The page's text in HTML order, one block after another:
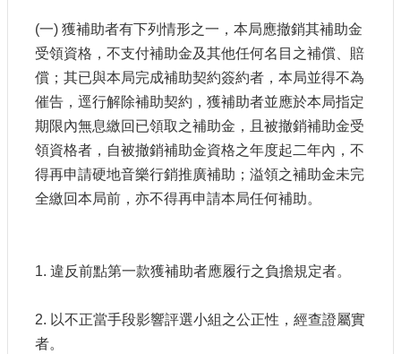
(一) 獲補助者有下列情形之一，本局應撤銷其補助金
受領資格，不支付補助金及其他任何名目之補償、賠
償；其已與本局完成補助契約簽約者，本局並得不為
催告，逕行解除補助契約，獲補助者並應於本局指定
期限內無息繳回已領取之補助金，且被撤銷補助金受
領資格者，自被撤銷補助金資格之年度起二年內，不
得再申請硬地音樂行銷推廣補助；溢領之補助金未完
全繳回本局前，亦不得再申請本局任何補助。
1. 違反前點第一款獲補助者應履行之負擔規定者。
2. 以不正當手段影響評選小組之公正性，經查證屬實
者。